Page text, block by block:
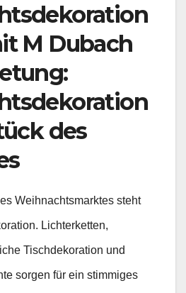
M Dubach
des
Weihnachtsmarktes steht
Lichterketten,
Tischdekoration und
sorgen für ein stimmiges